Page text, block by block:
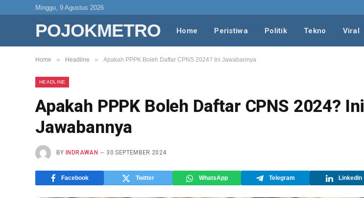
Minggu, 9 Agustus 2026
POJOKMETRO Home Peristiwa Politik Tekno Viral
Home » Headline » Apakah PPPK Boleh Daftar CPNS 2024? Ini Jawabannya
HEADLINE
Apakah PPPK Boleh Daftar CPNS 2024? Ini
Jawabannya
BY INDRAWAN 30 SEPTEMBER 2024
Facebook Twitter WhatsApp Telegram LinkedIn